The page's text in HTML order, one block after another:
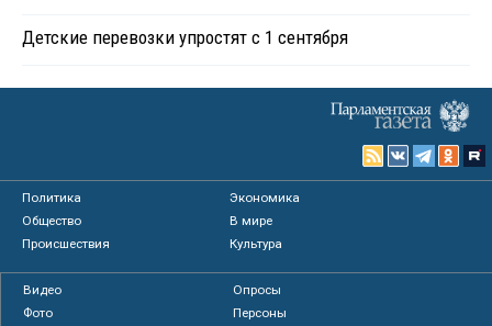
Детские перевозки упростят с 1 сентября
Политика
Экономика
Общество
В мире
Происшествия
Культура
Видео
Опросы
Фото
Персоны